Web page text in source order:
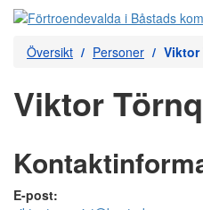
Översikt Personer
Viktor
E-post: